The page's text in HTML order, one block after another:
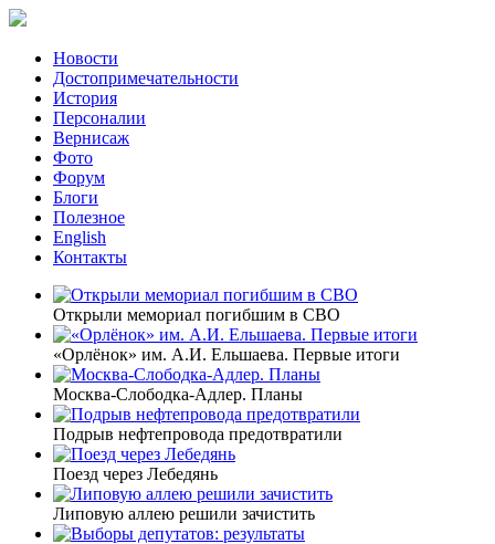
Новости
Достопримечательности
История
Персоналии
Вернисаж
Фото
Форум
Блоги
Полезное
English
Контакты
Открыли мемориал погибшим в СВО
«Орлёнок» им. А.И. Ельшаева. Первые итоги
Москва-Слободка-Адлер. Планы
Подрыв нефтепровода предотвратили
Поезд через Лебедянь
Липовую аллею решили зачистить